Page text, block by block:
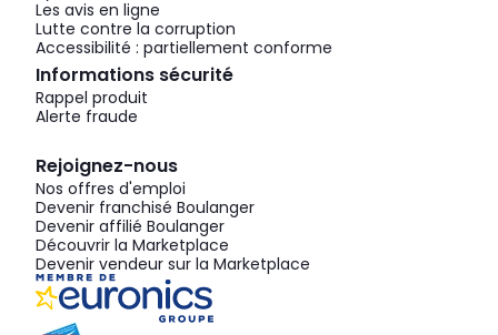
Les avis en ligne
Lutte contre la corruption
Accessibilité : partiellement conforme
Informations sécurité
Rappel produit
Alerte fraude
Rejoignez-nous
Nos offres d'emploi
Devenir franchisé Boulanger
Devenir affilié Boulanger
Découvrir la Marketplace
Devenir vendeur sur la Marketplace